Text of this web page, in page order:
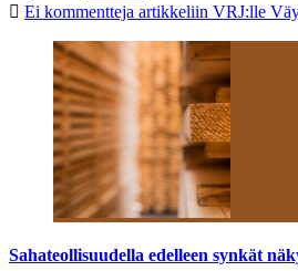
Ei kommentteja artikkeliin VRJ:lle
Sahateollisuudella edelleen synkät